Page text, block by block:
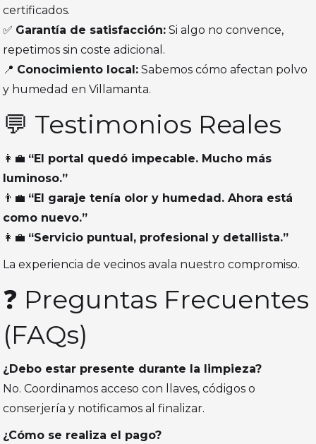
certificados.
✅ Garantía de satisfacción: Si algo no convence,
repetimos sin coste adicional.
📍 Conocimiento local: Sabemos cómo afectan polvo
y humedad en Villamanta.
💬 Testimonios Reales
👩‍💼 “El portal quedó impecable. Mucho más
luminoso.”
👨‍💼 “El garaje tenía olor y humedad. Ahora está
como nuevo.”
👩‍💼 “Servicio puntual, profesional y detallista.”
La experiencia de vecinos avala nuestro compromiso.
❓ Preguntas Frecuentes
(FAQs)
¿Debo estar presente durante la limpieza?
No. Coordinamos acceso con llaves, códigos o
conserjería y notificamos al finalizar.
¿Cómo se realiza el pago?